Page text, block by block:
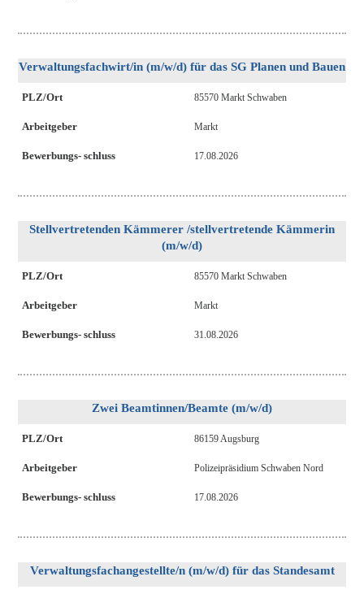
Verwaltungsfachwirt/in (m/w/d) für das SG Planen und Bauen
PLZ/Ort
Arbeitgeber
Bewerbungs- schluss
85570 Markt Schwaben
Markt
17.08.2026
Stellvertretenden Kämmerer /stellvertretende Kämmerin
(m/w/d)
PLZ/Ort
Arbeitgeber
Bewerbungs- schluss
85570 Markt Schwaben
Markt
31.08.2026
Zwei Beamtinnen/Beamte (m/w/d)
PLZ/Ort
Arbeitgeber
Bewerbungs- schluss
86159 Augsburg
Polizeipräsidium Schwaben Nord
17.08.2026
Verwaltungsfachangestellte/n (m/w/d) für das Standesamt